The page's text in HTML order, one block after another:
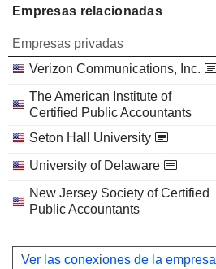
Empresas relacionadas
Empresas privadas
Verizon Communications, Inc.
The American Institute of
Certified Public Accountants
Seton Hall University
University of Delaware
New Jersey Society of Certified
Public Accountants
Ver las conexiones de la empresa